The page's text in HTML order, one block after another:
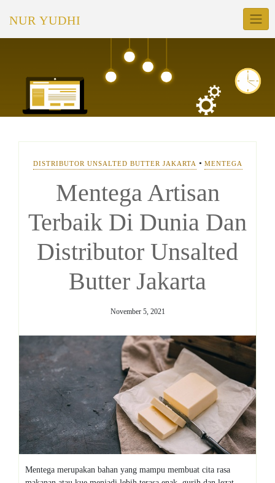
NUR YUDHI
DISTRIBUTOR UNSALTED BUTTER JAKARTA • MENTEGA
Mentega Artisan
Terbaik Di Dunia Dan
Distributor Unsalted
Butter Jakarta
November 5, 2021
Mentega merupakan bahan yang mampu membuat cita rasa